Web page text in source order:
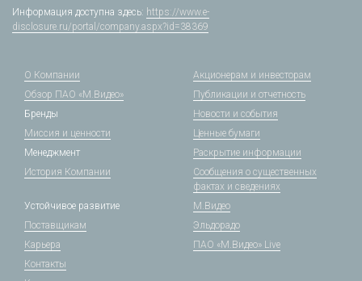
Информация доступна здесь: https://www.e-
disclosure.ru/portal/company.aspx?id=38369
О Компании
Обзор ПАО «М.Видео»
Бренды
Миссия и ценности
Менеджмент
История Компании
Акционерам и инвесторам
Публикации и отчетность
Новости и события
Ценные бумаги
Раскрытие информации
Сообщения о существенных
фактах и сведениях
Устойчивое развитие
Поставщикам
Карьера
Контакты
М.Видео
Эльдорадо
ПАО «М.Видео» Live